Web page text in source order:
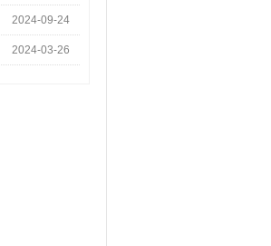
2024-09-24
2024-03-26